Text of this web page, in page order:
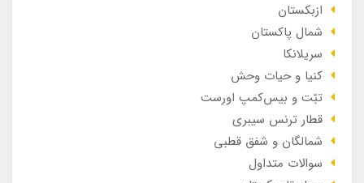
ازبکستان
شمال پاکستان
سریلانکا
کنیا و حیات وحش
تبّت و بیس‌کمپ اورست
قطار ترنس سیبری
شمالگان و شفق قطبی
سوالات متداول